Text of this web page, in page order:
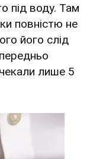
під воду. Там
повністю не
його слід
лише 5